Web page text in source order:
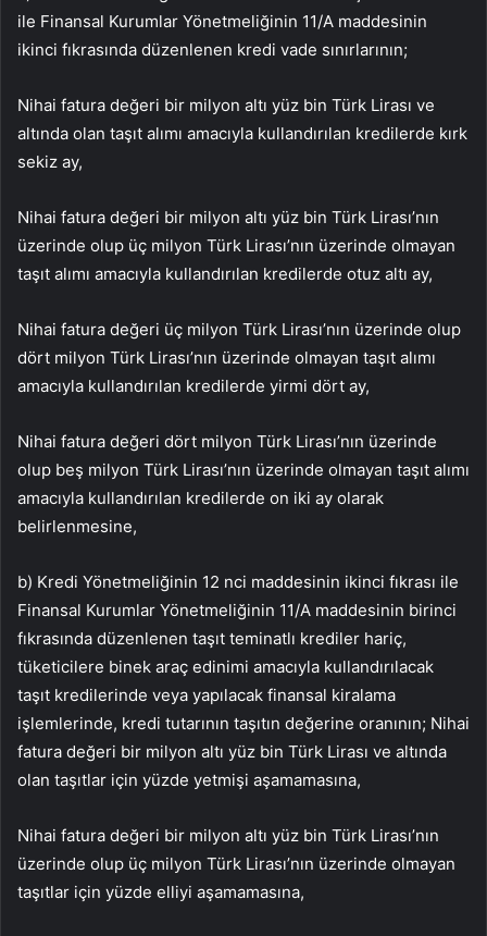
ile Finansal Kurumlar Yönetmeliğinin 11/A maddesinin
ikinci fıkrasında düzenlenen kredi vade sınırlarının;
Nihai fatura değeri bir milyon altı yüz bin Türk Lirası ve
altında olan taşıt alımı amacıyla kullandırılan kredilerde kırk
sekiz ay,
Nihai fatura değeri bir milyon altı yüz bin Türk Lirası’nın
üzerinde olup üç milyon Türk Lirası’nın üzerinde olmayan
taşıt alımı amacıyla kullandırılan kredilerde otuz altı ay,
Nihai fatura değeri üç milyon Türk Lirası’nın üzerinde olup
dört milyon Türk Lirası’nın üzerinde olmayan taşıt alımı
amacıyla kullandırılan kredilerde yirmi dört ay,
Nihai fatura değeri dört milyon Türk Lirası’nın üzerinde
olup beş milyon Türk Lirası’nın üzerinde olmayan taşıt alımı
amacıyla kullandırılan kredilerde on iki ay olarak
belirlenmesine,
b) Kredi Yönetmeliğinin 12 nci maddesinin ikinci fıkrası ile
Finansal Kurumlar Yönetmeliğinin 11/A maddesinin birinci
fıkrasında düzenlenen taşıt teminatlı krediler hariç,
tüketicilere binek araç edinimi amacıyla kullandırılacak
taşıt kredilerinde veya yapılacak finansal kiralama
işlemlerinde, kredi tutarının taşıtın değerine oranının; Nihai
fatura değeri bir milyon altı yüz bin Türk Lirası ve altında
olan taşıtlar için yüzde yetmişi aşamamasına,
Nihai fatura değeri bir milyon altı yüz bin Türk Lirası’nın
üzerinde olup üç milyon Türk Lirası’nın üzerinde olmayan
taşıtlar için yüzde elliyi aşamamasına,